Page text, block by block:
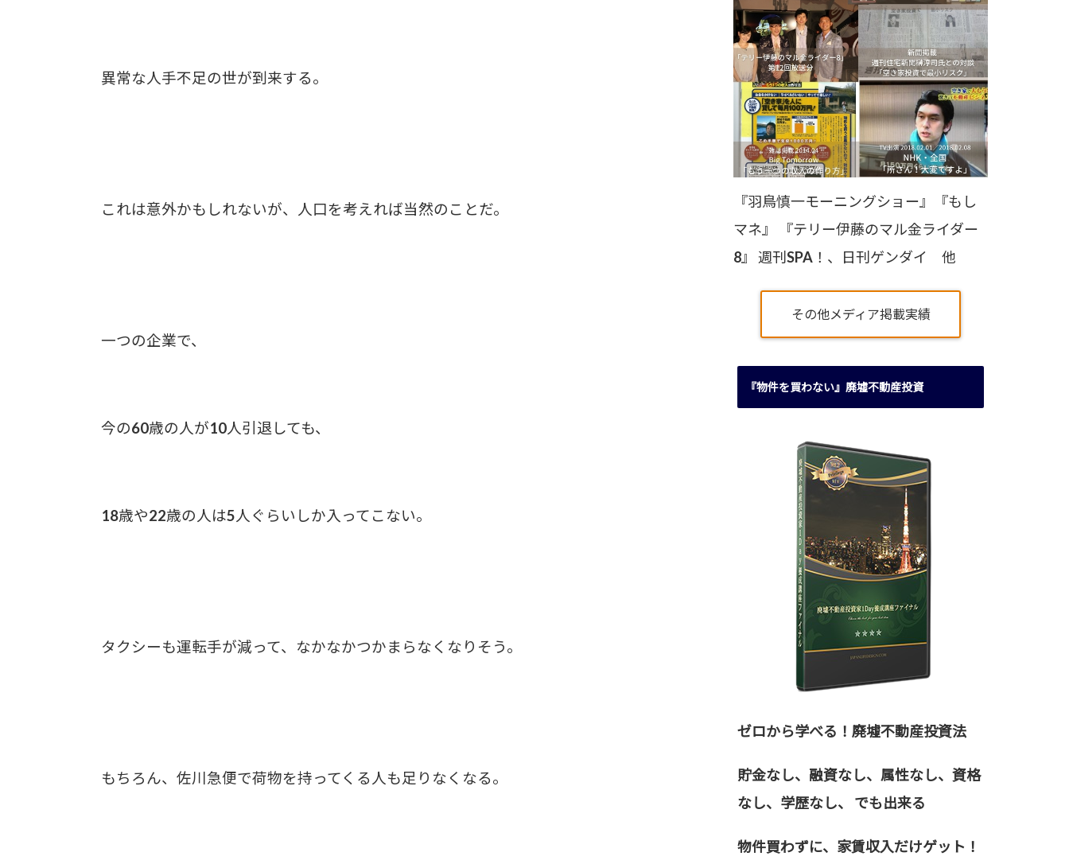
異常な人手不足の世が到来する。
これは意外かもしれないが、人口を考えれば当然のことだ。
一つの企業で、
今の60歳の人が10人引退しても、
18歳や22歳の人は5人ぐらいしか入ってこない。
タクシーも運転手が減って、なかなかつかまらなくなりそう。
もちろん、佐川急便で荷物を持ってくる人も足りなくなる。
『羽鳥慎一モーニングショー』『もし
マネ』 『テリー伊藤のマル金ライダー
8』 週刊SPA！、日刊ゲンダイ 他
その他メディア掲載実績
『物件を買わない』廃墟不動産投資
ゼロから学べる！廃墟不動産投資法
貯金なし、融資なし、属性なし、資格
なし、 学歴なし、 でも出来る
物件買わずに、家賃収入だけゲット！